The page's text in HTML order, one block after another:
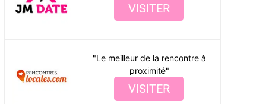
VISITER
"Le meilleur de la rencontre à
proximité"
VISITER